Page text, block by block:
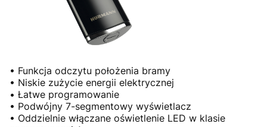
• Funkcja odczytu położenia bramy
• Niskie zużycie energii elektrycznej
• Łatwe programowanie
• Podwójny 7-segmentowy wyświetlacz
• Oddzielnie włączane oświetlenie LED w klasie